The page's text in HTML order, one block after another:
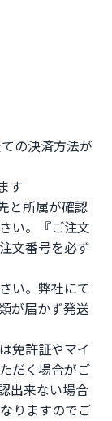
の決済方法が
す
と所属が確認
い。『ご注文
文番号を必ず
い。弊社にて
が届かず発送
免許証やマイ
だく場合がご
出来ない場合
りますのでご